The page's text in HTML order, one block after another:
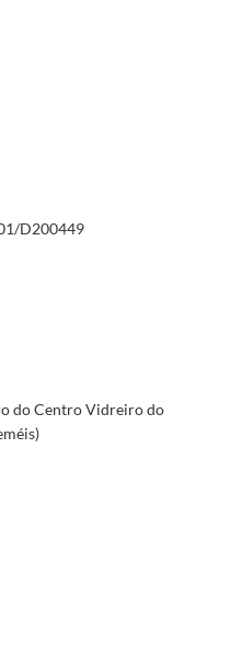
vidreiro do Centro Vidreiro do
da Fábrica de conservas de S.
da Fábrica Cerâmica de
Barros (Encarregada da oficina de Fanny
(Encarregado da oficina de Fanny
(Professor da Escola Industria e
D200449
do Centro Vidreiro do